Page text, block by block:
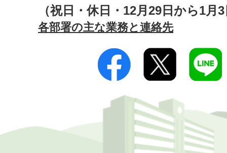
（祝日・休日・12月29日から1月
各部署の主な業務と連絡先